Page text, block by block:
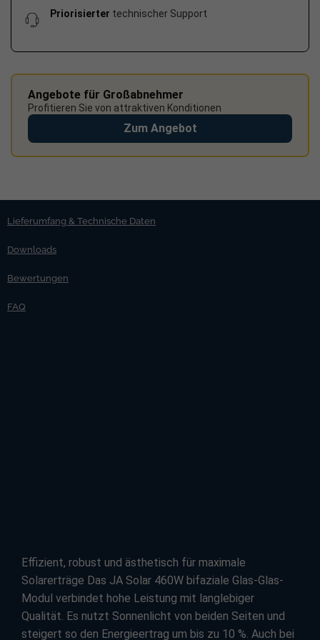
Priorisierter technischer Support
Angebote für Großabnehmer
Profitieren Sie von attraktiven Konditionen
Zum Angebot
Lieferumfang & Technische Daten
Downloads
Bewertungen
FAQ
Effizient, robust und ästhetisch für maximale
Solarerträge Das JA Solar 460W bifaziale Glas-Glas-
Modul verbindet hohe Leistung mit langlebiger
Qualität. Es nutzt Sonnenlicht von beiden Seiten und
steigert so den Energieertrag um bis zu 10 %. Auch bei